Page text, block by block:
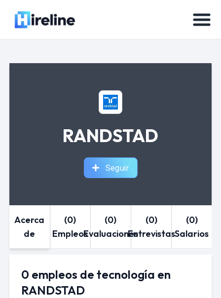
RANDSTAD
Seguir
Acerca
de
(0)
Empleos
(0)
Evaluaciones
(0)
Entrevistas
(0)
Salarios
0 empleos de tecnología en
RANDSTAD